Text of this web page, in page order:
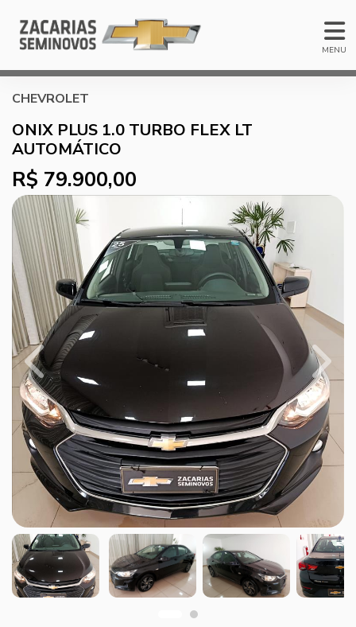
MENU
CHEVROLET
ONIX PLUS 1.0 TURBO FLEX LT
AUTOMÁTICO
R$ 79.900,00
Previous Next